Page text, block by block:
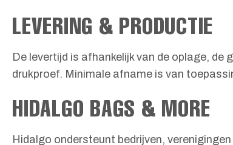
LEVERING & PRODUCTIE
De levertijd is afhankelijk van de oplage,
drukproef. Minimale afname is van
HIDALGO BAGS & MORE
Hidalgo ondersteunt bedrijven,